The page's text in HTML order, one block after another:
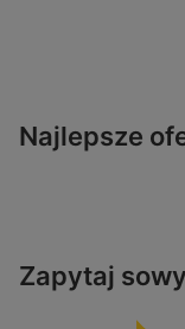
Najlepsze
Zapytaj